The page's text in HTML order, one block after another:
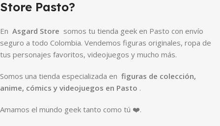
Store Pasto?
En Asgard Store somos tu tienda geek en Pasto con envío
seguro a todo Colombia. Vendemos figuras originales, ropa de
tus personajes favoritos, videojuegos y mucho más.
Somos una tienda especializada en figuras de colección,
anime, cómics y videojuegos en Pasto .
Amamos el mundo geek tanto como tú ❤️.